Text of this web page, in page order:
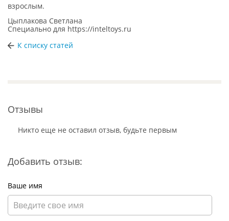
взрослым.
Цыплакова Светлана
Специально для https://inteltoys.ru
К списку статей
Отзывы
Никто еще не оставил отзыв, будьте первым
Добавить отзыв:
Ваше имя